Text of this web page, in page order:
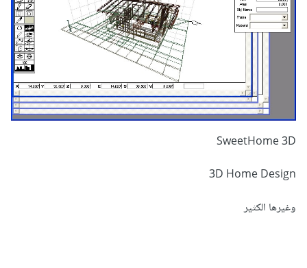
SweetHome 3D
3D Home Design
وغيرها الكثير